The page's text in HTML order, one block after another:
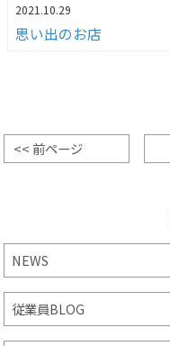
2021.10.29
思い出のお店
<< 前ページ
NEWS
従業員BLOG